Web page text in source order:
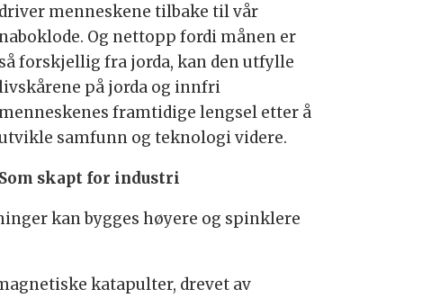
driver menneskene tilbake til vår
naboklode. Og nettopp fordi månen er
så forskjellig fra jorda, kan den utfylle
på jorda og innfri
menneskenes framtidige lengsel etter å
samfunn og teknologi videre.
Som skapt for industri
kan bygges høyere og spinklere
katapulter, drevet av